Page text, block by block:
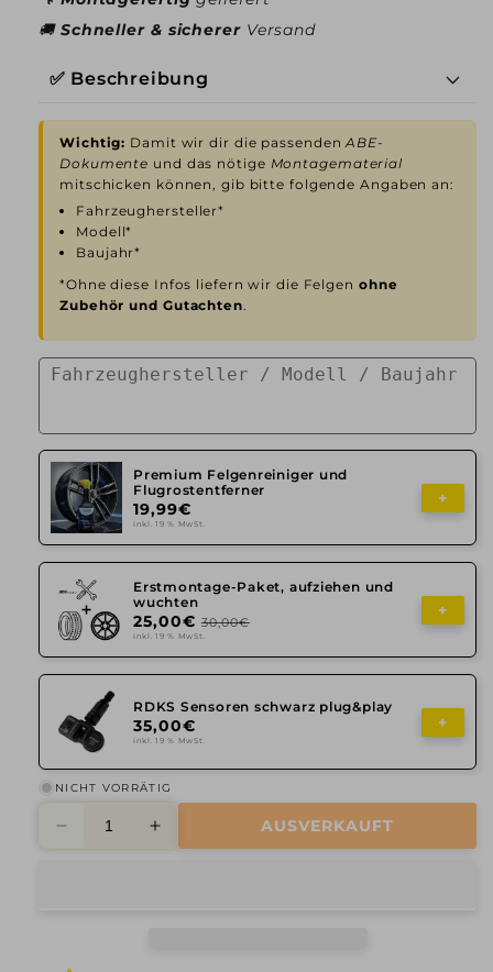
🚚 Schneller & sicherer Versand
✅ Beschreibung
Wichtig: Damit wir dir die passendenABE-
Dokumente und das nötige Montagematerial
mitschicken können, gib bitte folgende Angaben an:
Fahrzeughersteller*
Modell*
Baujahr*
*Ohne diese Infos liefern wir die Felgen ohne
Zubehör und Gutachten.
Premium Felgenreiniger und
Flugrostentferner
19,99€
inkl. 19 % MwSt.
+
Erstmontage-Paket, aufziehen und
wuchten
25,00€ 30,00€
inkl. 19 % MwSt.
+
RDKS Sensoren schwarz plug&play
35,00€
inkl. 19 % MwSt.
+
NICHT VORRÄTIG
Verringere
Erhöhe
AUSVERKAUFT